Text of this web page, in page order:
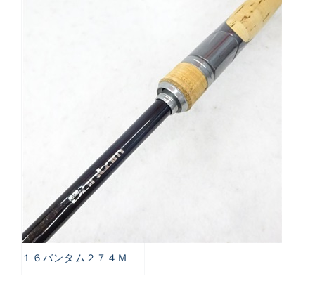
１６バンタム２７４Ｍ